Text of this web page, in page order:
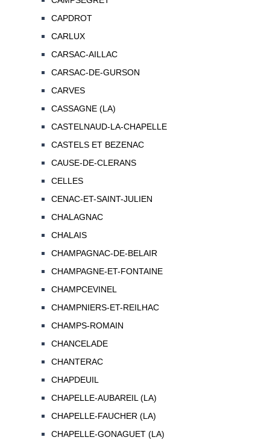
CAPDROT
CARLUX
CARSAC-AILLAC
CARSAC-DE-GURSON
CARVES
CASSAGNE (LA)
CASTELNAUD-LA-CHAPELLE
CASTELS ET BEZENAC
CAUSE-DE-CLERANS
CELLES
CENAC-ET-SAINT-JULIEN
CHALAGNAC
CHALAIS
CHAMPAGNAC-DE-BELAIR
CHAMPAGNE-ET-FONTAINE
CHAMPCEVINEL
CHAMPNIERS-ET-REILHAC
CHAMPS-ROMAIN
CHANCELADE
CHANTERAC
CHAPDEUIL
CHAPELLE-AUBAREIL (LA)
CHAPELLE-FAUCHER (LA)
CHAPELLE-GONAGUET (LA)